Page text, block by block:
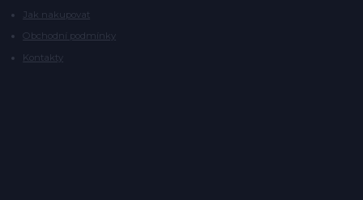
Jak nakupovat
Obchodní podmínky
Kontakty